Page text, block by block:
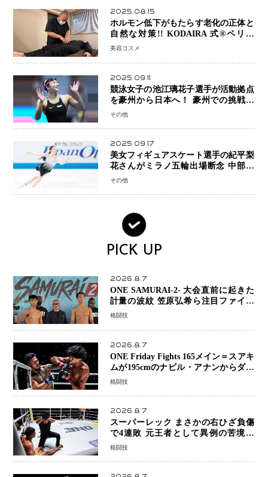
2025.08.15
ホルモン低下がもたらす老化の正体と
自然な対策!! KODAIRA 式®ペリネ
（骨盤底筋）ケア
美容コスメ
2025.09.11
競泳女子の池江璃花子選手が活動拠点
を豪州から日本へ！ 豪州での挑戦を
糧に、28年ロサンゼルス五輪へ再始動
その他
2025.09.17
美女フィギュアスケート選手の紀平梨
花さんがミラノ五輪出場断念 中部選
手権欠場を発表「安全最優先の判断」
その他
PICK UP
2026.8.7
ONE SAMURAI-2- 大会直前に起きた
計量の波紋 笠原弘希ら注目ファイタ
ーは契約体重で決戦へ、山本歩夢と平
格闘技
2026.8.7
ONE Friday Fights 165メイン＝スアキ
ムが195cmのナビル・アナンからダウ
ン奪取！猛反撃を耐え抜き判定勝利、
格闘技
2026.8.7
スーパーレック まさかの右ひざ負傷
で4連敗 元王者として異例の苦境…
「アクシデント」でも消えない危険信
格闘技